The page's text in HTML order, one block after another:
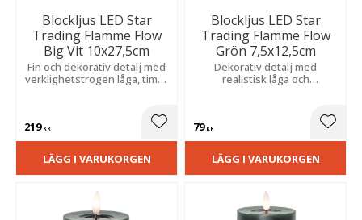
Blockljus LED Star
Trading Flamme Flow
Big Vit 10x27,5cm
Fin och dekorativ detalj med
verklighetstrogen låga, timer
219KR Lägg till i favoriter
LÄGG I VARUKORGEN
Blockljus LED Star
Trading Flamme Flow
Grön 7,5x12,5cm
Dekorativ detalj med
realistisk låga och
att använda och passar extra
79KR
LÄGG I VARUKORGEN